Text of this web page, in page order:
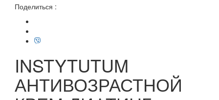
Поделиться :
INSTYTUTUM
АНТИВОЗРАСТНОЙ